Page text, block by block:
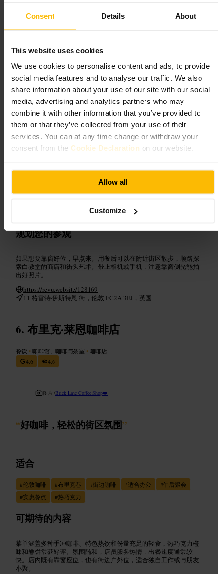
Consent Details About
This website uses cookies
We use cookies to personalise content and ads, to provide
social media features and to analyse our traffic. We also
share information about your use of our site with our social
media, advertising and analytics partners who may
combine it with other information that you’ve provided to
them or that they’ve collected from your use of their
services. You can at any time change or withdraw your
consent from the Cookie Declaration on our website.
Allow all
Customize
“白教堂的一杯好咖啡与一份安心早午餐”
适合
城市小憩
直接，适合看书、短会或朋友小聚。
规划您的参观
如果想要靠窗好位，早点来。用餐后可以在附近街区散步，顺路探
索白教堂的商店和街头艺术。带上相机或手机，注意靠窗侧光能拍
出好照片。
https://revu.website/128169
11 格雷特·伊斯特恩 街，伦敦 EC2A 3EJ，英国
布里克·莱恩咖啡店
餐饮 •咖啡馆、咖啡与茶室 •咖啡店
4.6
4.6
图片 /Brick Lane Coffee Shop❤️
“好咖啡，轻松的街区氛围”
适合
#伦敦咖啡 #布里克巷 #街边咖啡 #适合办公 #午后聚会
#实惠餐点 #热巧克力
可期待的内容
菜单涵盖多种手冲咖啡、特色热饮和份量充足的轻食，热巧克力橙
味和卷饼常获好评。氛围随和，店员服务热情，出餐速度通常较
快。店内既有靠窗座位，也有街边户外位，适合独自工作或与朋友
小聚。